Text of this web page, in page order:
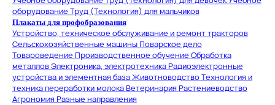
оборудование Труд (Технология) для мальчиков
Плакаты для профобразования
Устройство, техническое обслуживание и ремонт тракторов
Сельскохозяйственные машиныПоварское дело
Товароведение Производственное обучение Обработка
металловЭлектроника, электротехникаРадиоэлектронные
устройства и элементная базаЖивотноводствоТехнология и
техника переработки молокаВетеринарияРастениеводство
АгрономияРазные направления